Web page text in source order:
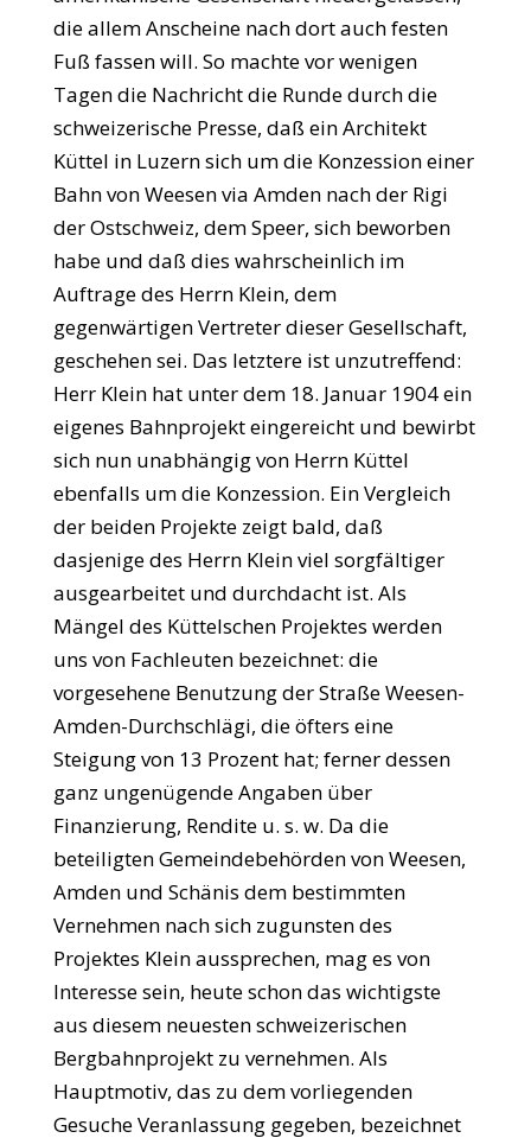
die allem Anscheine nach dort auch festen
Fuß fassen will. So machte vor wenigen
Tagen die Nachricht die Runde durch die
schweizerische Presse, daß ein Architekt
Küttel in Luzern sich um die Konzession einer
Bahn von Weesen via Amden nach der Rigi
der Ostschweiz, dem Speer, sich beworben
habe und daß dies wahrscheinlich im
Auftrage des Herrn Klein, dem
gegenwärtigen Vertreter dieser Gesellschaft,
geschehen sei. Das letztere ist unzutreffend:
Herr Klein hat unter dem 18. Januar 1904 ein
eigenes Bahnprojekt eingereicht und bewirbt
sich nun unabhängig von Herrn Küttel
ebenfalls um die Konzession. Ein Vergleich
der beiden Projekte zeigt bald, daß
dasjenige des Herrn Klein viel sorgfältiger
ausgearbeitet und durchdacht ist. Als
Mängel des Küttelschen Projektes werden
uns von Fachleuten bezeichnet: die
vorgesehene Benutzung der Straße Weesen-
Amden-Durchschlägi, die öfters eine
Steigung von 13 Prozent hat; ferner dessen
ganz ungenügende Angaben über
Finanzierung, Rendite u. s. w. Da die
beteiligten Gemeindebehörden von Weesen,
Amden und Schänis dem bestimmten
Vernehmen nach sich zugunsten des
Projektes Klein aussprechen, mag es von
Interesse sein, heute schon das wichtigste
aus diesem neuesten schweizerischen
Bergbahnprojekt zu vernehmen. Als
Hauptmotiv, das zu dem vorliegenden
Gesuche Veranlassung gegeben, bezeichnet